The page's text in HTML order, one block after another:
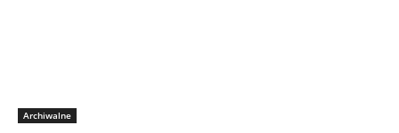
Archiwalne